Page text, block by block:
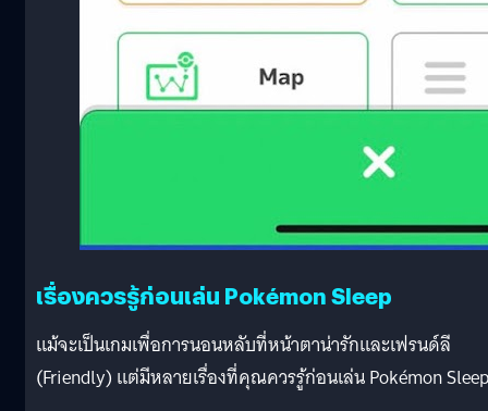
เรื่องควรรู้ก่อนเล่น Pokémon Sleep
แม้จะเป็นเกมเพื่อการนอนหลับที่หน้าตาน่ารักและเฟรนด์ลี
(Friendly) แต่มีหลายเรื่องที่คุณควรรู้ก่อนเล่น Pokémon Sleep